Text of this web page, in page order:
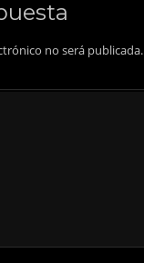
no será publicada.